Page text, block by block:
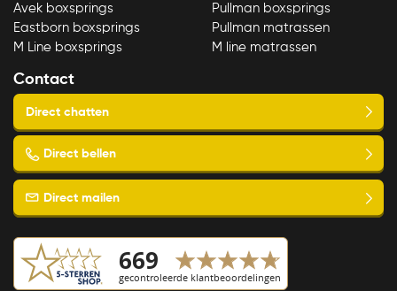
Avek boxsprings
Eastborn boxsprings
M Line boxsprings
Pullman boxsprings
Pullman matrassen
M line matrassen
Contact